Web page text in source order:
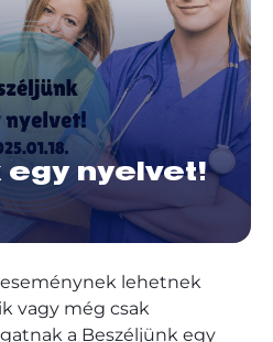
egy nyelvet!
lehetnek
vagy még csak
a Beszéljünk egy